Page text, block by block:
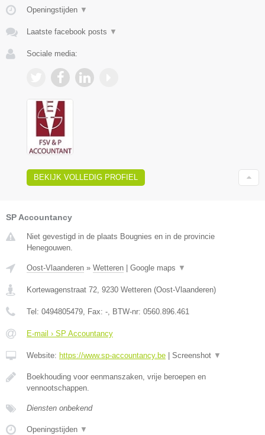
Openingstijden ▼
Laatste facebook posts ▼
Sociale media:
BEKIJK VOLLEDIG PROFIEL
SP Accountancy
Niet gevestigd in de plaats Bougnies en in de provincie
Henegouwen.
Oost-Vlaanderen » Wetteren Google maps ▼
Kortewagenstraat 72 9230 Wetteren (Oost-Vlaanderen)
Tel: 0494805479 , Fax: - , BTW-nr: 0560.896.461
E-mail › SP Accountancy
Website: https://www.sp-accountancy.be Screenshot ▼
Boekhouding voor eenmanszaken, vrije beroepen en
vennootschappen.
Diensten onbekend
Openingstijden ▼